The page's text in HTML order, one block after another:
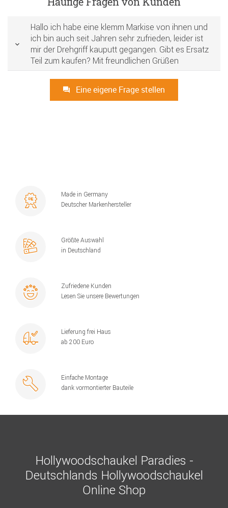
Hallo ich habe eine klemm Markise von ihnen und
ich bin auch seit Jahren sehr zufrieden, leider ist
mir der Drehgriff kauputt gegangen. Gibt es Ersatz
Teil zum kaufen? Mit freundlichen Grüßen
Eine eigene Frage stellen
Made in Germany
Deutscher Markenhersteller
Größte Auswahl
in Deutschland
Zufriedene Kunden
Lesen Sie unsere Bewertungen
Lieferung frei Haus
ab 200 Euro
Einfache Montage
dank vormontierter Bauteile
Hollywoodschaukel Paradies -
Deutschlands Hollywoodschaukel
Online Shop